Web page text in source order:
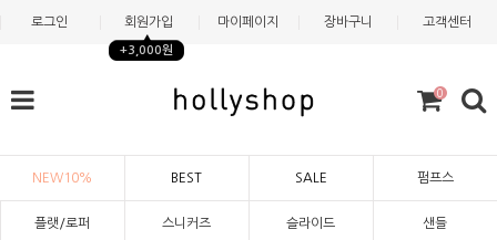
로그인 회원가입
+3,000원
마이페이지 장바구니 고객센터
0
NEW10% BEST SALE 펌프스
플랫/로퍼 스니커즈 슬라이드 샌들